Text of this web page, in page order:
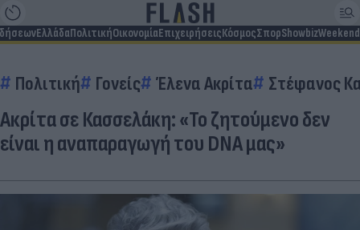
ΕλλάδαΠολιτικήΟικονομίαΕπιχειρήσειςΚόσμοςΣπορShowbizWeekend
Πολιτική Γονείς Έλενα Ακρίτα Στέφανος
Ακρίτα σε Κασσελάκη: «Το ζητούμενο δεν
είναι η αναπαραγωγή του DNA μας»